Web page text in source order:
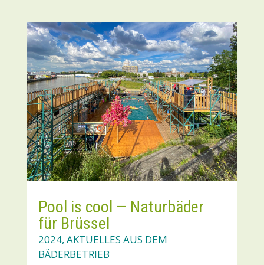
Pool is cool — Natur­bä­der
für Brüs­sel
2024, AKTUELLES AUS DEM
BÄDERBETRIEB